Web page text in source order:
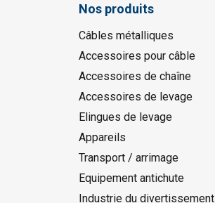
Nos produits
Câbles métalliques
Accessoires pour câble
Accessoires de chaîne
Accessoires de levage
Elingues de levage
Appareils
Transport / arrimage
Equipement antichute
Industrie du divertissement